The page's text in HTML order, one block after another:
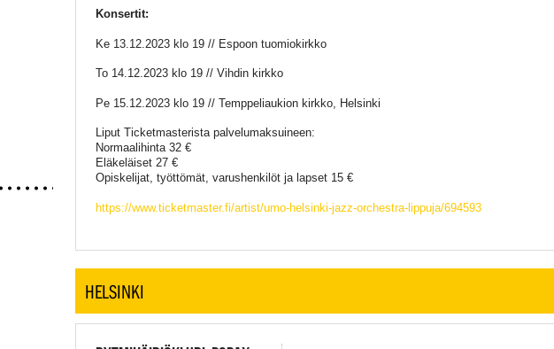
Konsertit:
Ke 13.12.2023 klo 19 // Espoon tuomiokirkko
To 14.12.2023 klo 19 // Vihdin kirkko
Pe 15.12.2023 klo 19 // Temppeliaukion kirkko, Helsinki
Liput Ticketmasterista palvelumaksuineen:
Normaalihinta 32 €
Eläkeläiset 27 €
Opiskelijat, työttömät, varushenkilöt ja lapset 15 €
https://www.ticketmaster.fi/artist/umo-helsinki-jazz-orchestra-lippuja/694593
HELSINKI